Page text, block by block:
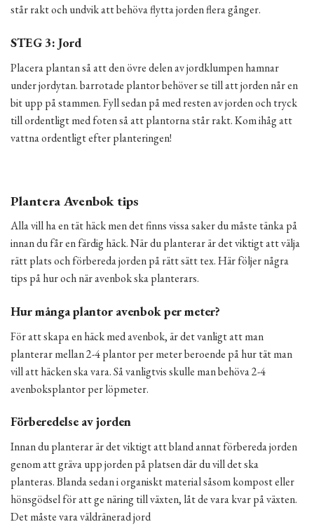
står rakt och undvik att behöva flytta jorden flera gånger.
STEG 3: Jord
Placera plantan så att den övre delen av jordklumpen hamnar
under jordytan. barrotade plantor behöver se till att jorden når en
bit upp på stammen. Fyll sedan på med resten av jorden och tryck
till ordentligt med foten så att plantorna står rakt. Kom ihåg att
vattna ordentligt efter planteringen!
Plantera Avenbok tips
Alla vill ha en tät häck men det finns vissa saker du måste tänka på
innan du får en färdig häck. När du planterar är det viktigt att välja
rätt plats och förbereda jorden på rätt sätt tex. Här följer några
tips på hur och när avenbok ska planterars.
Hur många plantor avenbok per meter?
För att skapa en häck med avenbok, är det vanligt att man
planterar mellan 2-4 plantor per meter beroende på hur tät man
vill att häcken ska vara. Så vanligtvis skulle man behöva 2-4
avenboksplantor per löpmeter.
Förberedelse av jorden
Innan du planterar är det viktigt att bland annat förbereda jorden
genom att gräva upp jorden på platsen där du vill det ska
planteras. Blanda sedan i organiskt material såsom kompost eller
hönsgödsel för att ge näring till växten, låt de vara kvar på växten.
Det måste vara väldränerad jord